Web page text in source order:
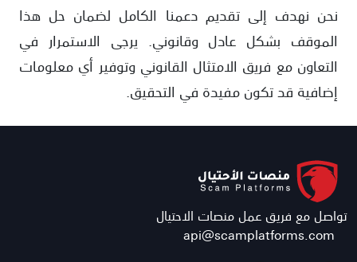
نحن نهدف إلى تقديم دعمنا الكامل لضمان حل هذا
الموقف بشكل عادل وقانوني. يرجى الاستمرار في
التعاون مع فريق الامتثال القانوني وتوفير أي معلومات
إضافية قد تكون مفيدة في التحقيق.
تواصل مع فريق عمل منصات الاحتيال
api@scamplatforms.com